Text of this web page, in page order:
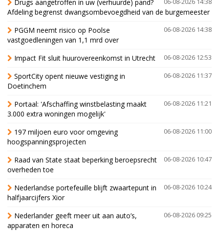
06-08-2026 14:38
Drugs aangetroffen in uw (verhuurde) pand?
Afdeling begrenst dwangsombevoegdheid van de burgemeester
06-08-2026 14:38
PGGM neemt risico op Poolse
vastgoedleningen van 1,1 mrd over
06-08-2026 12:53
Impact Fit sluit huurovereenkomst in Utrecht
06-08-2026 11:37
SportCity opent nieuwe vestiging in
Doetinchem
06-08-2026 11:21
Portaal: 'Afschaffing winstbelasting maakt
3.000 extra woningen mogelijk'
06-08-2026 11:00
197 miljoen euro voor omgeving
hoogspanningsprojecten
06-08-2026 10:47
Raad van State staat beperking beroepsrecht
overheden toe
06-08-2026 10:24
Nederlandse portefeuille blijft zwaartepunt in
halfjaarcijfers Xior
06-08-2026 09:25
Nederlander geeft meer uit aan auto’s,
apparaten en horeca